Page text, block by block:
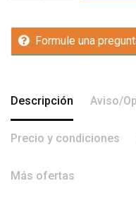
Formule una
Descripción Aviso/
Precio y condiciones
Más ofertas